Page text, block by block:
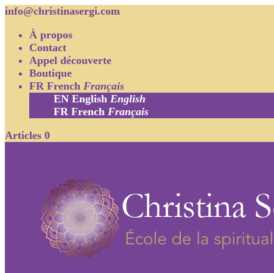
info@christinasergi.com
À propos
Contact
Appel découverte
Boutique
FR French Français
EN English English
FR French Français
Articles 0